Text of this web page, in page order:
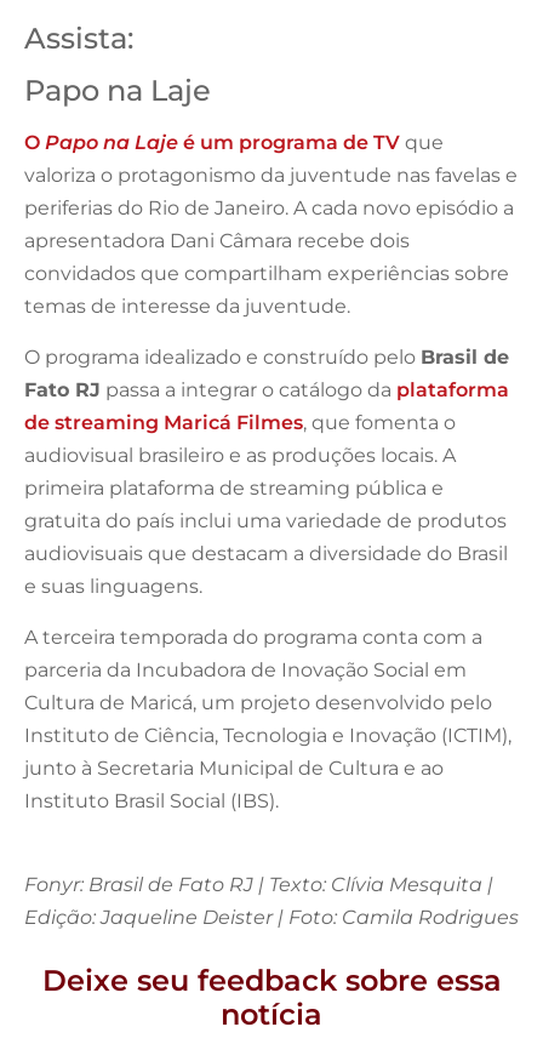
Assista:
Papo na Laje
O Papo na Laje é um programa de TV que
valoriza o protagonismo da juventude nas favelas e
periferias do Rio de Janeiro. A cada novo episódio a
apresentadora Dani Câmara recebe dois
convidados que compartilham experiências sobre
temas de interesse da juventude.
O programa idealizado e construído pelo Brasil de
Fato RJ passa a integrar o catálogo da plataforma
de streaming Maricá Filmes, que fomenta o
audiovisual brasileiro e as produções locais. A
primeira plataforma de streaming pública e
gratuita do país inclui uma variedade de produtos
audiovisuais que destacam a diversidade do Brasil
e suas linguagens.
A terceira temporada do programa conta com a
parceria da Incubadora de Inovação Social em
Cultura de Maricá, um projeto desenvolvido pelo
Instituto de Ciência, Tecnologia e Inovação (ICTIM),
junto à Secretaria Municipal de Cultura e ao
Instituto Brasil Social (IBS).
Fonyr: Brasil de Fato RJ | Texto: Clívia Mesquita |
Edição: Jaqueline Deister | Foto: Camila Rodrigues
Deixe seu feedback sobre essa
notícia